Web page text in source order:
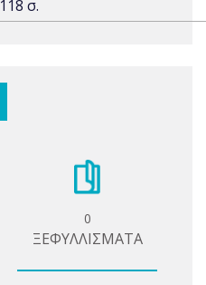
118 σ.
0
ΞΕΦΥΛΛΙΣΜΑΤΑ